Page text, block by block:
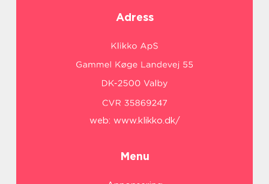
Adress
web: www.klikko.dk/
Menu